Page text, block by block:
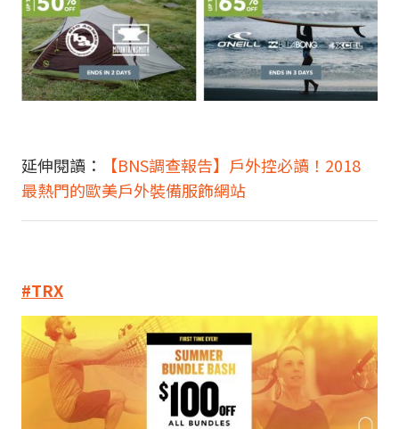
延伸閱讀：
【BNS調查報告】戶外控必讀！2018
最熱門的歐美戶外裝備服飾網站
#TRX